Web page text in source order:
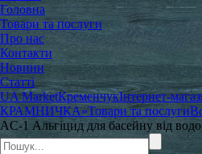
Головна
Товари та послуги
Про нас
Контакти
Новини
Статті
UA MarketКременчукІнтернет-
КРАМНИЧКА»Товари та послуги
AC-1 Альгіцид для басейну від